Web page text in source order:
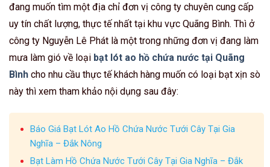
đang muốn tìm một địa chỉ đơn vị công ty chuyên cung cấp
uy tín chất lượng, thực tế nhất tại khu vực Quãng Bình. Thì ở
công ty Nguyễn Lê Phát là một trong những đơn vị đang làm
mưa làm gió về loại bạt lót ao hồ chứa nước tại Quãng
Bình cho nhu cầu thực tế khách hàng muốn có loại bạt xịn sò
này thì xem tham khảo nội dụng sau đây:
Báo Giá Bạt Lót Ao Hồ Chứa Nước Tưới Cây Tại Gia
Nghĩa – Đắk Nông
Bạt Làm Hồ Chứa Nước Tưới Cây Tại Gia Nghĩa – Đắk